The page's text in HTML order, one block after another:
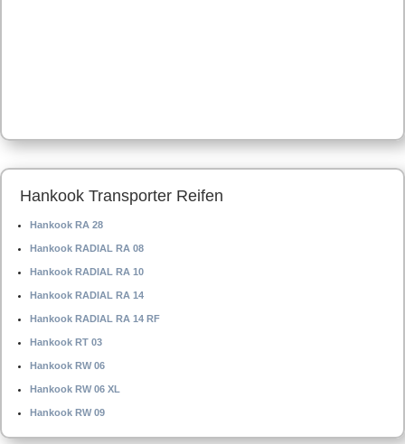
Hankook Transporter Reifen
Hankook RA 28
Hankook RADIAL RA 08
Hankook RADIAL RA 10
Hankook RADIAL RA 14
Hankook RADIAL RA 14 RF
Hankook RT 03
Hankook RW 06
Hankook RW 06 XL
Hankook RW 09